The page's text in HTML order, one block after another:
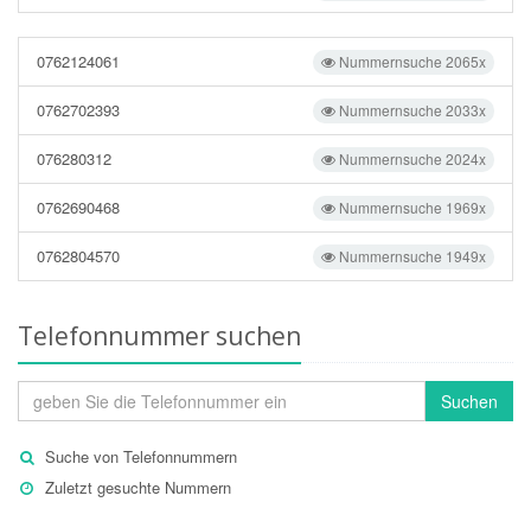
Nummernsuche 2065x
0762124061
Nummernsuche 2033x
0762702393
Nummernsuche 2024x
076280312
Nummernsuche 1969x
0762690468
Nummernsuche 1949x
0762804570
Telefonnummer suchen
Suchen
Suche von Telefonnummern
Zuletzt gesuchte Nummern